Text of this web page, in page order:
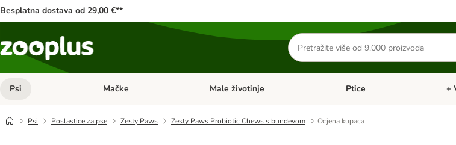
Besplatna dostava od 29,00 €**
Traži
proizvode
Psi Pregled kategorija: Psi
Mačke Pregled kategorija: Mačke
Male životinje Pregled kategorija: Male
Ptice +
Psi Poslastice za pse Zesty Paws Zesty Paws Probiotic Chews s bundevom Ocjena kupaca